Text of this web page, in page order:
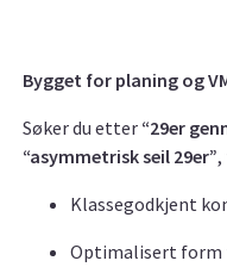
Bygget for planing og
Søker du etter “29er
“asymmetrisk seil 29er”,
Klassegodkjent
Optimalisert